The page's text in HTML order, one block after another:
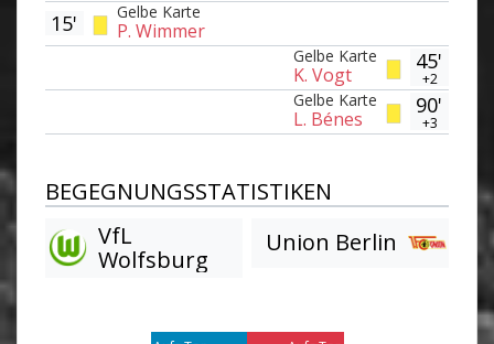
Gelbe Karte
P. Wimmer
15'
45'
+2
Gelbe Karte
K. Vogt
90'
+3
Gelbe Karte
L. Bénes
BEGEGNUNGSSTATISTIKEN
VfL
Wolfsburg
Union Berlin